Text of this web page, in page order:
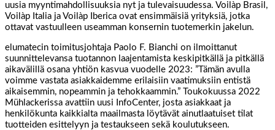
uusia myyntimahdollisuuksia nyt ja tulevaisuudessa. Voilàp Brasil,
Voilàp Italia ja Voilàp Iberica ovat ensimmäisiä yrityksiä, jotka
ottavat vastuulleen useamman konsernin tuotemerkin jakelun.
elumatecin toimitusjohtaja Paolo F. Bianchi on ilmoittanut
suunnittelevansa tuotannon laajentamista keskipitkällä ja pitkällä
aikavälillä osana yhtiön kasvua vuodelle 2023: ”Tämän avulla
voimme vastata asiakkaidemme erilaisiin vaatimuksiin entistä
aikaisemmin, nopeammin ja tehokkaammin.” Toukokuussa 2022
Mühlackerissa avattiin uusi InfoCenter, josta asiakkaat ja
henkilökunta kaikkialta maailmasta löytävät ainutlaatuiset tilat
tuotteiden esittelyyn ja testaukseen sekä koulutukseen.